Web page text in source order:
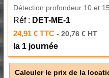
Détection profondeur 10 et
Réf : DET-ME-1
24,91 € TTC- 20,76 € HT
la 1 journée
Calculer le prix de la